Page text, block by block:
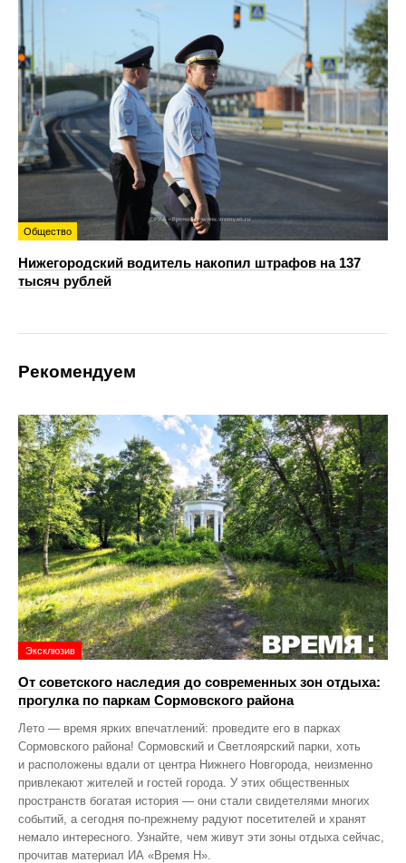
Общество
Нижегородский водитель накопил штрафов на 137
тысяч рублей
Рекомендуем
Эксклюзив
От советского наследия до современных зон отдыха:
прогулка по паркам Сормовского района
Лето — время ярких впечатлений: проведите его в парках
Сормовского района! Сормовский и Светлоярский парки, хоть
и расположены вдали от центра Нижнего Новгорода, неизменно
привлекают жителей и гостей города. У этих общественных
пространств богатая история — они стали свидетелями многих
событий, а сегодня по‑прежнему радуют посетителей и хранят
немало интересного. Узнайте, чем живут эти зоны отдыха сейчас,
прочитав материал ИА «Время Н».